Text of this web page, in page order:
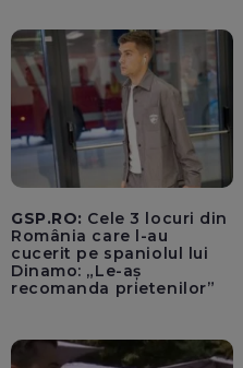
GSP.RO: Cele 3 locuri din
România care l-au
cucerit pe spaniolul lui
Dinamo: „Le-aș
recomanda prietenilor”